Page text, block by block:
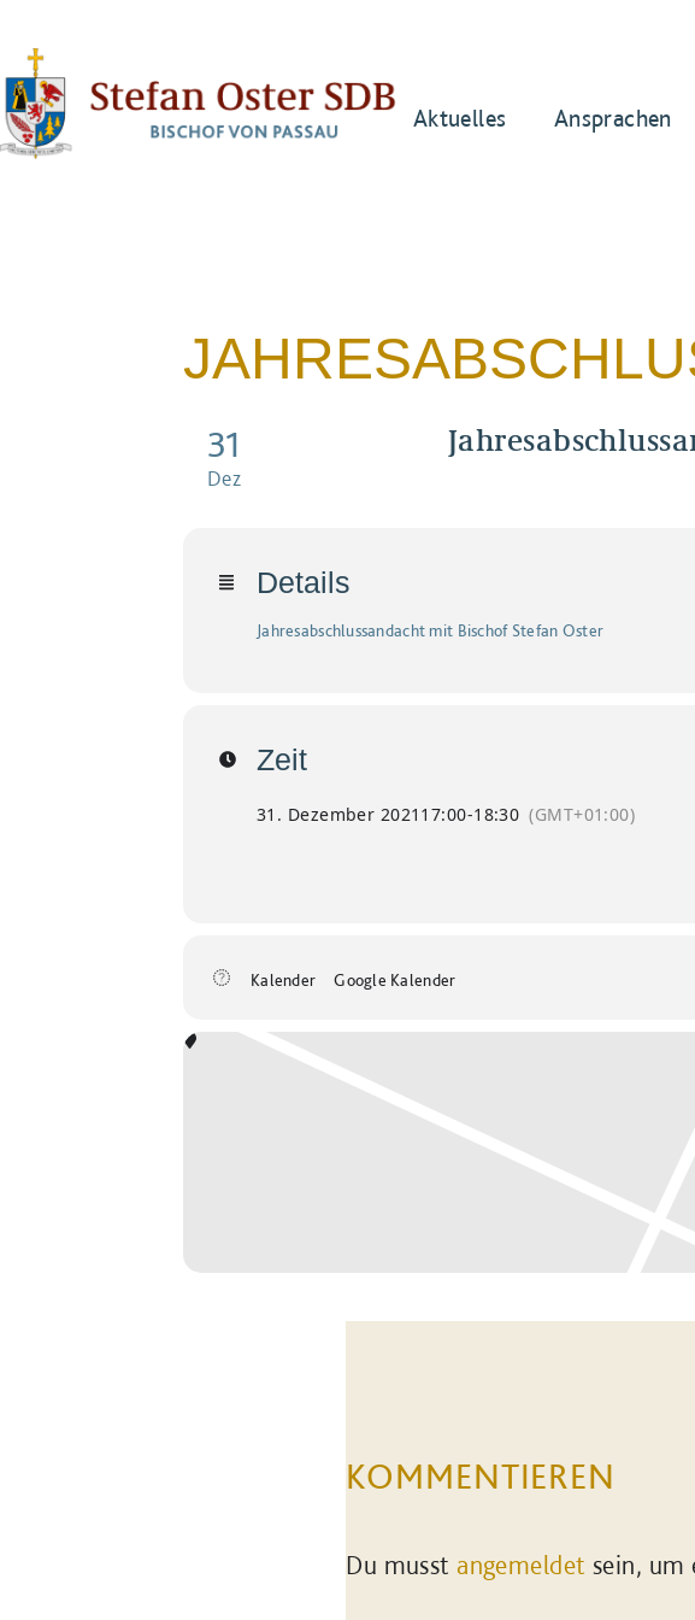
Aktuelles Ansprachen
31
Dez
Details
Jahresabschlussandacht mit Bischof Stefan Oster
Zeit
31. Dezember 2021 17:00-18:30 (GMT+01:00)
Kalender Google Kalender
KOMMENTIEREN
Du musstangemeldet sein, um